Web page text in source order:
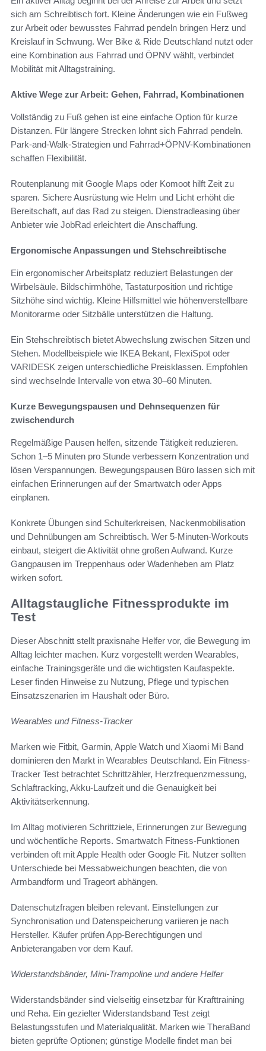
sich am Schreibtisch fort. Kleine Änderungen wie ein Fußweg
zur Arbeit oder bewusstes Fahrrad pendeln bringen Herz und
Kreislauf in Schwung. Wer Bike & Ride Deutschland nutzt oder
eine Kombination aus Fahrrad und ÖPNV wählt, verbindet
Mobilität mit Alltagstraining.
Aktive Wege zur Arbeit: Gehen, Fahrrad, Kombinationen
Vollständig zu Fuß gehen ist eine einfache Option für kurze
Distanzen. Für längere Strecken lohnt sich Fahrrad pendeln.
Park-and-Walk-Strategien und Fahrrad+ÖPNV-Kombinationen
schaffen Flexibilität.
Routenplanung mit Google Maps oder Komoot hilft Zeit zu
sparen. Sichere Ausrüstung wie Helm und Licht erhöht die
Bereitschaft, auf das Rad zu steigen. Dienstradleasing über
Anbieter wie JobRad erleichtert die Anschaffung.
Ergonomische Anpassungen und Stehschreibtische
Ein ergonomischer Arbeitsplatz reduziert Belastungen der
Wirbelsäule. Bildschirmhöhe, Tastaturposition und richtige
Sitzhöhe sind wichtig. Kleine Hilfsmittel wie höhenverstellbare
Monitorarme oder Sitzbälle unterstützen die Haltung.
Ein Stehschreibtisch bietet Abwechslung zwischen Sitzen und
Stehen. Modellbeispiele wie IKEA Bekant, FlexiSpot oder
VARIDESK zeigen unterschiedliche Preisklassen. Empfohlen
sind wechselnde Intervalle von etwa 30–60 Minuten.
Kurze Bewegungspausen und Dehnsequenzen für
zwischendurch
Regelmäßige Pausen helfen, sitzende Tätigkeit reduzieren.
Schon 1–5 Minuten pro Stunde verbessern Konzentration und
lösen Verspannungen. Bewegungspausen Büro lassen sich mit
einfachen Erinnerungen auf der Smartwatch oder Apps
einplanen.
Konkrete Übungen sind Schulterkreisen, Nackenmobilisation
und Dehnübungen am Schreibtisch. Wer 5-Minuten-Workouts
einbaut, steigert die Aktivität ohne großen Aufwand. Kurze
Gangpausen im Treppenhaus oder Wadenheben am Platz
wirken sofort.
Alltagstaugliche Fitnessprodukte im
Test
Dieser Abschnitt stellt praxisnahe Helfer vor, die Bewegung im
Alltag leichter machen. Kurz vorgestellt werden Wearables,
einfache Trainingsgeräte und die wichtigsten Kaufaspekte.
Leser finden Hinweise zu Nutzung, Pflege und typischen
Einsatzszenarien im Haushalt oder Büro.
Wearables und Fitness-Tracker
Marken wie Fitbit, Garmin, Apple Watch und Xiaomi Mi Band
dominieren den Markt in Wearables Deutschland. Ein Fitness-
Tracker Test betrachtet Schrittzähler, Herzfrequenzmessung,
Schlaftracking, Akku-Laufzeit und die Genauigkeit bei
Aktivitätserkennung.
Im Alltag motivieren Schrittziele, Erinnerungen zur Bewegung
und wöchentliche Reports. Smartwatch Fitness-Funktionen
verbinden oft mit Apple Health oder Google Fit. Nutzer sollten
Unterschiede bei Messabweichungen beachten, die von
Armbandform und Trageort abhängen.
Datenschutzfragen bleiben relevant. Einstellungen zur
Synchronisation und Datenspeicherung variieren je nach
Hersteller. Käufer prüfen App-Berechtigungen und
Anbieterangaben vor dem Kauf.
Widerstandsbänder, Mini-Trampoline und andere Helfer
Widerstandsbänder sind vielseitig einsetzbar für Krafttraining
und Reha. Ein gezielter Widerstandsband Test zeigt
Belastungsstufen und Materialqualität. Marken wie TheraBand
bieten geprüfte Optionen; günstige Modelle findet man bei